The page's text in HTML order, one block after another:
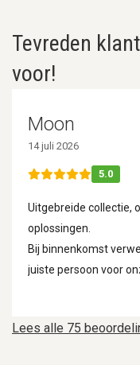
Tevreden
voor!
Lees alle 75
Moon
14 juli 2026
5.0
Uitgebreide collectie,
oplossingen.
Bij binnenkomst
juiste persoon voor